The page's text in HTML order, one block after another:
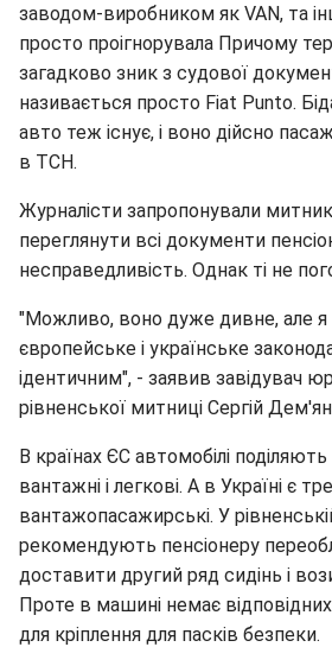
заводом-виробником як VAN, та
просто проігнорувала Причому
загадково зник з судової
називається просто Fiat Punto.
авто теж існує, і воно дійсно
в ТСН.
Журналісти запропонували
переглянути всі документи
несправедливість. Однак ті не
"Можливо, воно дуже дивне, але
європейське і українське
ідентичним", - заявив завідувач
рівненської митниці Сергій
В країнах ЄС автомобілі
вантажні і легкові. А в Україні є
вантажопасажирські. У
рекомендують пенсіонеру
доставити другий ряд сидінь і
Проте в машині немає
для кріплення для пасків безпеки.